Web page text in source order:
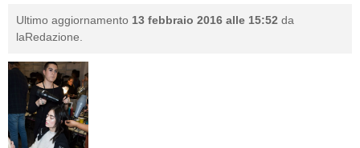
DEFINIZIONI
GASTRONOMIA
CAPELLI
Ultimo aggiornamento 13 febbraio 2016 alle 15:52 da
laRedazione.